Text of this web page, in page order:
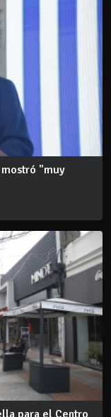
"muy
para el Centro